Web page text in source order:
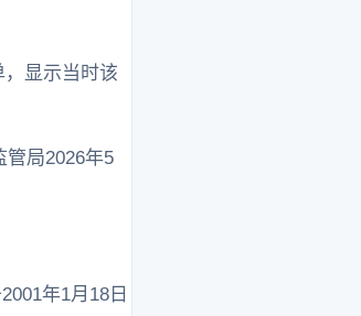
显示当时该
管局2026年5
年1月18日